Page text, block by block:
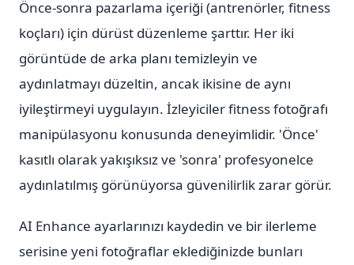
Önce-sonra pazarlama içeriği (antrenörler, fitness
koçları) için dürüst düzenleme şarttır. Her iki
görüntüde de arka planı temizleyin ve
aydınlatmayı düzeltin, ancak ikisine de aynı
iyileştirmeyi uygulayın. İzleyiciler fitness fotoğrafı
manipülasyonu konusunda deneyimlidir. 'Önce'
kasıtlı olarak yakışıksız ve 'sonra' profesyonelce
aydınlatılmış görünüyorsa güvenilirlik zarar görür.
AI Enhance ayarlarınızı kaydedin ve bir ilerleme
serisine yeni fotoğraflar eklediğinizde bunları